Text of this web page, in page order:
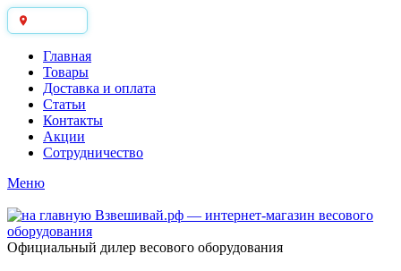
Главная
Товары
Доставка и оплата
Статьи
Контакты
Акции
Сотрудничество
Меню
Официальный дилер весового оборудования